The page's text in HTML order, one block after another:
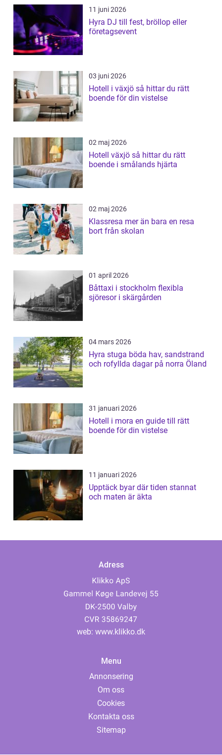
11 juni 2026
Hyra DJ till fest, bröllop eller
företagsevent
03 juni 2026
Hotell i växjö så hittar du rätt
boende för din vistelse
02 maj 2026
Hotell växjö så hittar du rätt
boende i smålands hjärta
02 maj 2026
Klassresa mer än bara en resa
bort från skolan
01 april 2026
Båttaxi i stockholm flexibla
sjöresor i skärgården
04 mars 2026
Hyra stuga böda hav, sandstrand
och rofyllda dagar på norra Öland
31 januari 2026
Hotell i mora en guide till rätt
boende för din vistelse
11 januari 2026
Upptäck byar där tiden stannat
och maten är äkta
Adress
web: www.klikko.dk
Menu
Annonsering
Om oss
Cookies
Kontakta oss
Sitemap